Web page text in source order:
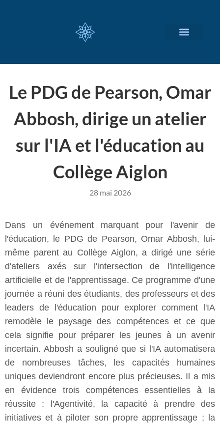
Le PDG de Pearson, Omar
Abbosh, dirige un atelier
sur l'IA et l'éducation au
Collège Aiglon
28 mai 2026
Dans un événement marquant pour l'avenir de
l'éducation, le PDG de Pearson, Omar Abbosh, lui-
même parent au Collège Aiglon, a dirigé une série
d'ateliers axés sur l'intersection de l'intelligence
artificielle et de l'apprentissage. Ce programme d'une
journée a réuni des étudiants, des professeurs et des
leaders de l'éducation pour explorer comment l'IA
remodèle le paysage des compétences et ce que
cela signifie pour préparer les jeunes à un avenir
incertain. Abbosh a souligné que si l'IA automatisera
de nombreuses tâches, les capacités humaines
uniques deviendront encore plus précieuses. Il a mis
en évidence trois compétences essentielles à la
réussite : l'Agentivité, la capacité à prendre des
initiatives et à piloter son propre apprentissage ; la